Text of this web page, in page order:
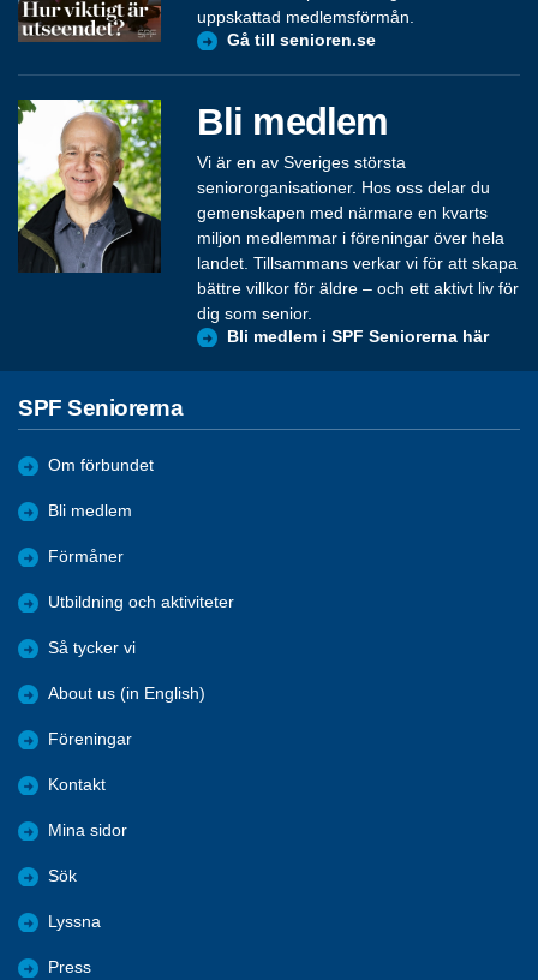
uppskattad medlemsförmån.
Gå till senioren.se
Bli medlem
Vi är en av Sveriges största
seniororganisationer. Hos oss delar du
gemenskapen med närmare en kvarts
miljon medlemmar i föreningar över hela
landet. Tillsammans verkar vi för att skapa
bättre villkor för äldre – och ett aktivt liv för
dig som senior.
Bli medlem i SPF Seniorerna här
SPF Seniorerna
Om förbundet
Bli medlem
Förmåner
Utbildning och aktiviteter
Så tycker vi
About us (in English)
Föreningar
Kontakt
Mina sidor
Sök
Lyssna
Press